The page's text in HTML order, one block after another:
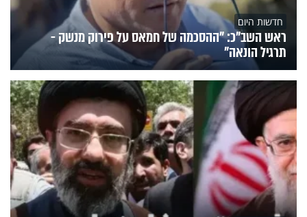
חדשות היום
ראש השב"כ: "ההסכמה של חמאס על פירוק מנשק -
תרגיל הונאה"